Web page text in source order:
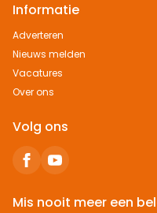
Informatie
Adverteren
Nieuws melden
Vacatures
Over ons
Volg ons
Mis nooit meer een